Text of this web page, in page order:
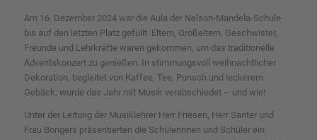
Am 16. Dezember 2024 war die Aula der Nelson-Mandela-Schule
bis auf den letzten Platz gefüllt. Eltern, Großeltern, Geschwister,
Freunde und Lehrkräfte waren gekommen, um das traditionelle
Adventskonzert zu genießen. In stimmungsvoll weihnachtlicher
Dekoration, begleitet von Kaffee, Tee, Punsch und leckerem
Gebäck, wurde das Jahr mit Musik verabschiedet – und wie!
Unter der Leitung der Musiklehrer Herr Friesen, Herr Santer und
Frau Bongers präsentierten die Schülerinnen und Schüler ein